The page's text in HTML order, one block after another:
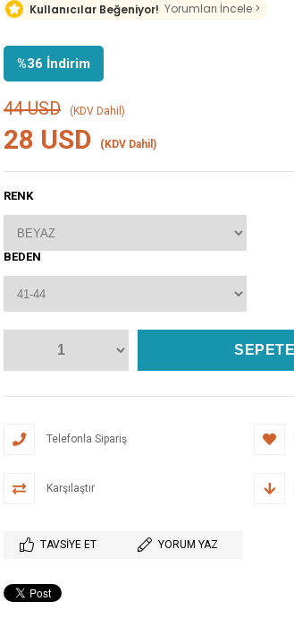
Kullanıcılar Beğeniyor! Yorumları İncele >
%36 İndirim
44 USD (KDV Dahil)
28 USD (KDV Dahil)
RENK
BEDEN
Telefonla Sipariş
Karşılaştır
TAVSIYE ET YORUM YAZ